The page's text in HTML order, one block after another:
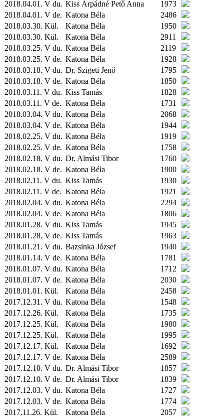
2018.04.01. V du. Kiss Árpádné Pető Anna
1973
2018.04.01. V de. Katona Béla
2486
2018.03.30. Kül. Katona Béla
1950
2018.03.30. Kül. Katona Béla
2911
2018.03.25. V du. Katona Béla
2119
2018.03.25. V de. Katona Béla
1928
2018.03.18. V du. Dr. Szigeti Jenő
1795
2018.03.18. V de. Katona Béla
1850
2018.03.11. V du. Kiss Tamás
1828
2018.03.11. V de. Katona Béla
1731
2018.03.04. V du. Katona Béla
2068
2018.03.04. V de. Katona Béla
1944
2018.02.25. V du. Katona Béla
1919
2018.02.25. V de. Katona Béla
1758
2018.02.18. V du. Dr. Almási Tibor
1760
2018.02.18. V de. Katona Béla
1900
2018.02.11. V du. Kiss Tamás
1930
2018.02.11. V de. Katona Béla
1921
2018.02.04. V du. Katona Béla
2294
2018.02.04. V de. Katona Béla
1806
2018.01.28. V du. Kiss Tamás
1945
2018.01.28. V de. Kiss Tamás
1963
2018.01.21. V du. Bazsinka József
1940
2018.01.14. V de. Katona Béla
1781
2018.01.07. V du. Katona Béla
1712
2018.01.07. V de. Katona Béla
2030
2018.01.01. Kül. Katona Béla
2458
2017.12.31. V du. Katona Béla
1548
2017.12.26. Kül. Katona Béla
1735
2017.12.25. Kül. Katona Béla
1980
2017.12.25. Kül. Katona Béla
1995
2017.12.17. Kül. Katona Béla
1692
2017.12.17. V de. Katona Béla
2589
2017.12.10. V du. Dr. Almási Tibor
1857
2017.12.10. V de. Dr. Almási Tibor
1839
2017.12.03. V du. Katona Béla
1727
2017.12.03. V de. Katona Béla
1774
2017.11.26. Kül. Katona Béla
2057